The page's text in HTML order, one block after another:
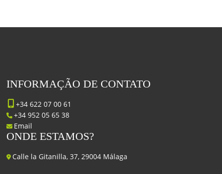
INFORMAÇÃO DE CONTATO
+34 622 07 00 61
+34 952 05 65 38
Email
ONDE ESTAMOS?
Calle la Gitanilla, 37, 29004 Málaga